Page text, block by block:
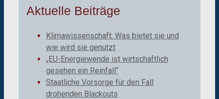
Aktuelle Beiträge
Klimawissenschaft: Was bietet sie und
wie wird sie genutzt
„EU-Energiewende ist wirtschaftlich
gesehen ein Reinfall“
Staatliche Vorsorge für den Fall
drohenden Blackouts